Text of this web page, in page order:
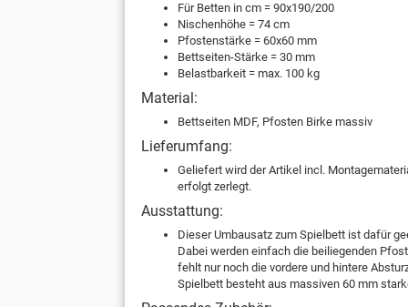
Für Betten in cm = 90x190/200
Nischenhöhe = 74 cm
Pfostenstärke = 60x60 mm
Bettseiten-Stärke = 30 mm
Belastbarkeit = max. 100 kg
Material:
Bettseiten MDF, Pfosten Birke massiv
Lieferumfang:
Geliefert wird der Artikel incl.
erfolgt zerlegt.
Ausstattung:
Dieser Umbausatz zum Spielbett ist dafür
Dabei werden einfach die beiliegenden
fehlt nur noch die vordere und hintere
Spielbett besteht aus massiven 60 mm